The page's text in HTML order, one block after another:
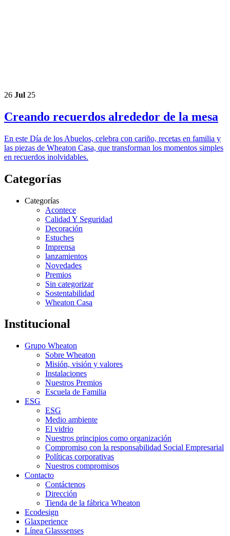
26 Jul 25
Creando recuerdos alrededor de la mesa
En este Día de los Abuelos, celebra con cariño, recetas en familia y
las piezas de Wheaton Casa, que transforman los momentos simples
en recuerdos inolvidables.
Categorías
Categorías
Acontece
Calidad Y Seguridad
Decoración
Estuches
Imprensa
lanzamientos
Novedades
Premios
Sin categorizar
Sostentabilidad
Wheaton Casa
Institucional
Grupo Wheaton
Sobre Wheaton
Misión, visión y valores
Instalaciones
Nuestros Premios
Escuela de Familia
ESG
ESG
Medio ambiente
El vidrio
Nuestros principios como organización
Compromiso con la responsabilidad Social Empresarial
Políticas corporativas
Nuestros compromisos
Contacto
Contáctenos
Dirección
Tienda de la fábrica Wheaton
Ecodesign
Glaxperience
Línea Glasssenses